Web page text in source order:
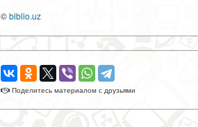
©biblio.uz
Поделитесь материалом с друзьями